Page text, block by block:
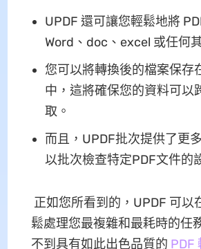
UPDF 還可讓您輕鬆地將
Word、doc、excel 或任何
您可以將轉換後的檔案保存
中，這將確保您的資料可以
取。
而且，UPDF批次提供了更
以批次檢查特定PDF文件的
正如您所看到的，UPDF 可以
鬆處理您最複雜和最耗時的任
不到具有如此出色品質的 PDF